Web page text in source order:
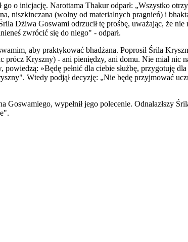
o inicjację. Narottama Thakur odparł: „Wszystko
niszkinczana (wolny od materialnych pragnień) i
Dżiwa Goswami odrzucił tę prośbę, uważając, że nie
zwrócić się do niego" - odparł.
aby praktykować bhadżana. Poprosił Śrila
Kryszny) - ani pieniędzy, ani domu. Nie miał nic
»Będę pełnić dla ciebie służbę, przygotuję
Wtedy podjął decyzję: „Nie będę przyjmować
wypełnił jego polecenie. Odnalazłszy